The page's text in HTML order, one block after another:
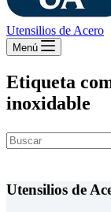
Utensilios de Acero
Menú
Etiqueta
inoxidable
resultados
Utensilios de